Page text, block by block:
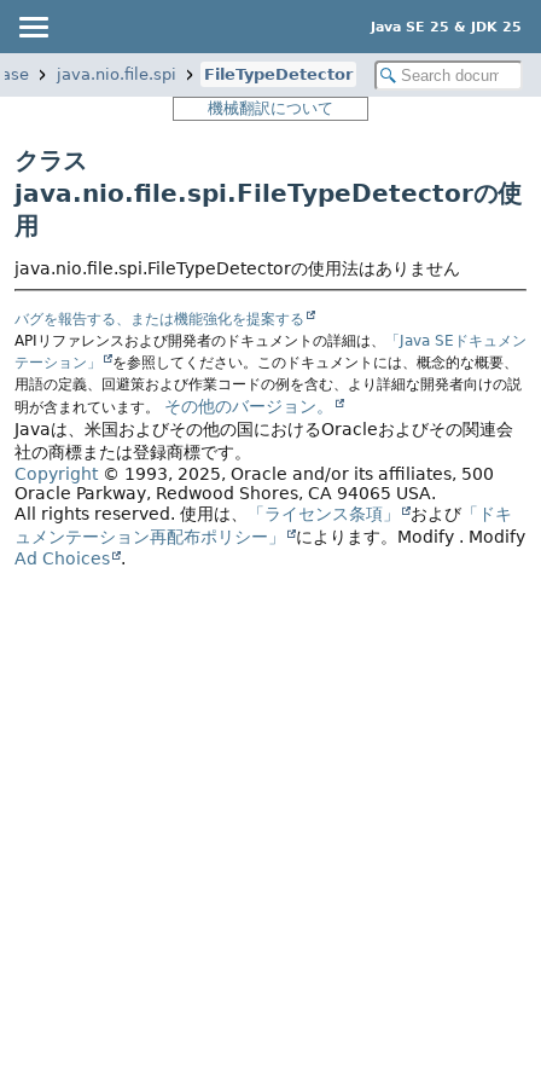
Java SE 25 & JDK 25
java.nio.file.spi
FileTypeDetector
機械翻訳について
クラス
java.nio.file.spi.FileTypeDetectorの使
用
java.nio.file.spi.FileTypeDetectorの使用法はありません
バグを報告する、または機能強化を提案する
APIリファレンスおよび開発者のドキュメントの詳細は、
「Java SEドキュメン
テーション」
を参照してください。このドキュメントには、概念的な概要、
用語の定義、回避策および作業コードの例を含む、より詳細な開発者向けの説
明が含まれています。
その他のバージョン。
Javaは、米国およびその他の国におけるOracleおよびその関連会
社の商標または登録商標です。
Copyright© 1993, 2025, Oracle and/or its affiliates, 500
Oracle Parkway, Redwood Shores, CA 94065 USA.
All rights reserved. 使用は、 「ライセンス条項」 および 「ドキ
ュメンテーション再配布ポリシー」
によります。 Modify . Modify
Ad Choices
.